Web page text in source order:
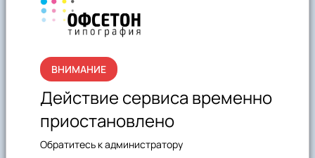
ВНИМАНИЕ
Действие сервиса временно
приостановлено
Обратитесь к администратору